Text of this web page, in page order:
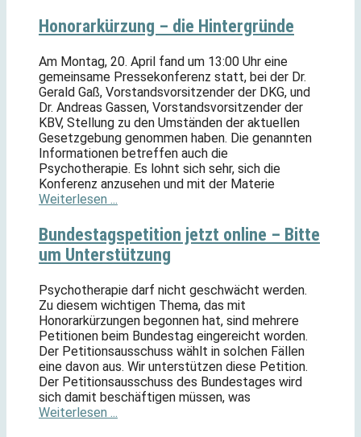
Honorarkürzung – die Hintergründe
Am Montag, 20. April fand um 13:00 Uhr eine
gemeinsame Pressekonferenz statt, bei der Dr.
Gerald Gaß, Vorstandsvorsitzender der DKG, und
Dr. Andreas Gassen, Vorstandsvorsitzender der
KBV, Stellung zu den Umständen der aktuellen
Gesetzgebung genommen haben. Die genannten
Informationen betreffen auch die
Psychotherapie. Es lohnt sich sehr, sich die
Konferenz anzusehen und mit der Materie
Weiterlesen ...
Bundestagspetition jetzt online – Bitte
um Unterstützung
Psychotherapie darf nicht geschwächt werden.
Zu diesem wichtigen Thema, das mit
Honorarkürzungen begonnen hat, sind mehrere
Petitionen beim Bundestag eingereicht worden.
Der Petitionsausschuss wählt in solchen Fällen
eine davon aus. Wir unterstützen diese Petition.
Der Petitionsausschuss des Bundestages wird
sich damit beschäftigen müssen, was
Weiterlesen ...